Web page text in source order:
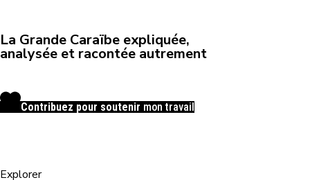
La Grande Caraïbe expliquée,
analysée et racontée autrement
Contribuez pour soutenir mon travail
Explorer